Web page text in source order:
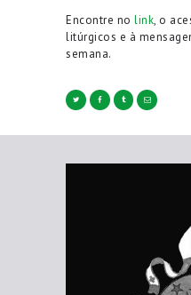
Encontre no link, o
litúrgicos e à
semana.